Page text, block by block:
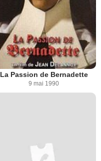
La Passion de Bernadette
9 mai 1990